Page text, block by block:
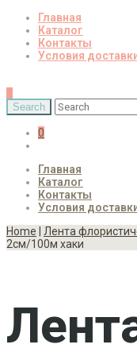
Главная
Каталог
Контакты
Условия
0
Главная
Каталог
Контакты
Условия
Home
Лента
2см/100м хаки